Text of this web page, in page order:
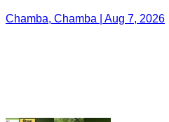
Chamba, Chamba | Aug 7, 2026